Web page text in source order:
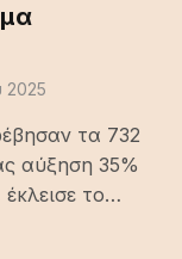
2025
τα 732
αύξηση 35%
το…